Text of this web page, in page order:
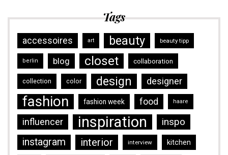
Tags
accessoires art beauty beauty tipp
berlin blog closet collaboration
collection color design designer
fashion fashion week food haare
influencer inspiration
inspo
instagram
interior interview kitchen